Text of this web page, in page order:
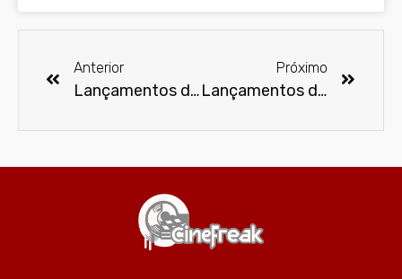
Anterior
Lançamentos de junho no Disney Plus
Próximo
Lançamentos de filmes e séries em junho no Paramount+